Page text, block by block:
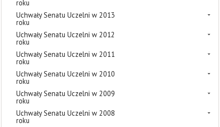
roku
Uchwały Senatu Uczelni w 2013
roku
Uchwały Senatu Uczelni w 2012
roku
Uchwały Senatu Uczelni w 2011
roku
Uchwały Senatu Uczelni w 2010
roku
Uchwały Senatu Uczelni w 2009
roku
Uchwały Senatu Uczelni w 2008
roku